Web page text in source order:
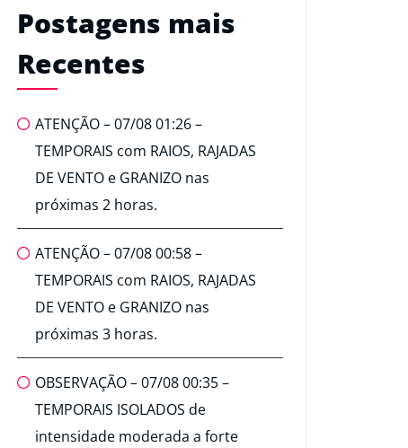
Postagens mais
Recentes
ATENÇÃO – 07/08 01:26 –
TEMPORAIS com RAIOS, RAJADAS
DE VENTO e GRANIZO nas
próximas 2 horas.
ATENÇÃO – 07/08 00:58 –
TEMPORAIS com RAIOS, RAJADAS
DE VENTO e GRANIZO nas
próximas 3 horas.
OBSERVAÇÃO – 07/08 00:35 –
TEMPORAIS ISOLADOS de
intensidade moderada a forte